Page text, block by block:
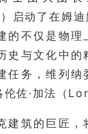
启动了在姆迪
的不仅是物理
史与文化中的
任务，维列纳
伦佐·加法（
建筑的巨匠，